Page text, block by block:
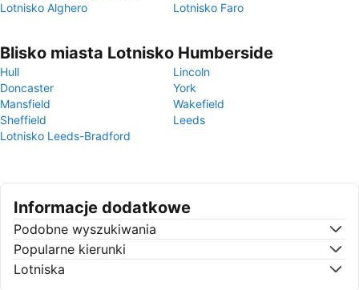
Lotnisko Alghero
Lotnisko Faro
Blisko miasta Lotnisko Humberside
Hull
Lincoln
Doncaster
York
Mansfield
Wakefield
Sheffield
Leeds
Lotnisko Leeds-Bradford
Informacje dodatkowe
Podobne wyszukiwania
Popularne kierunki
Lotniska